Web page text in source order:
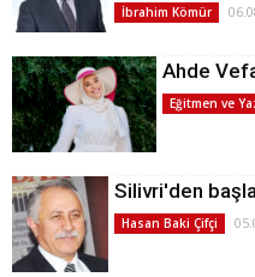
İbrahim Kömür
Ahde
Eğitmen ve
Silivri'den
Hasan Baki Çifçi